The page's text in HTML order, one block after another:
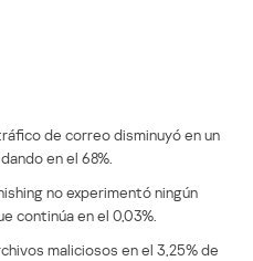
de correo disminuyó en un
en el 68%.
no experimentó ningún
continúa en el 0,03%.
maliciosos en el 3,25% de